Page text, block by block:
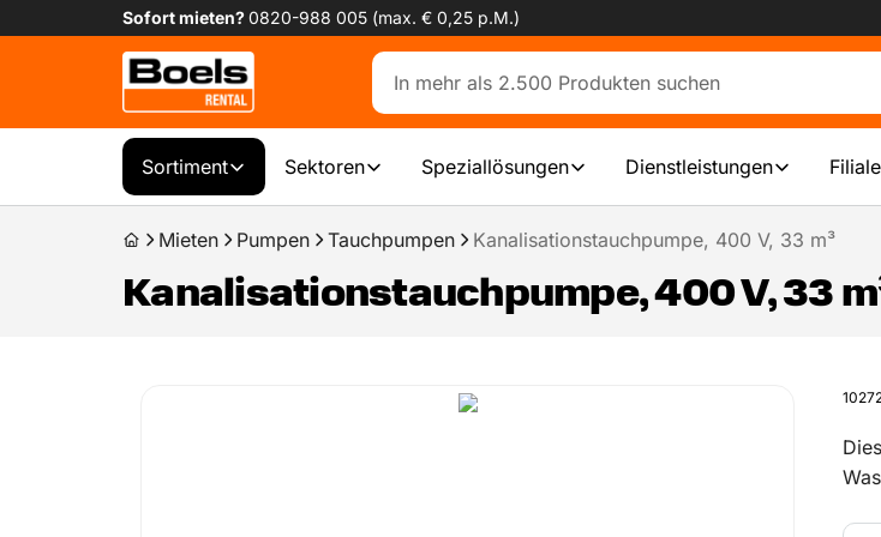
Sofort mieten?0820-988 005 (max. € 0,25 p.M.)
Sortiment Sektoren Speziallösungen Dienstleistungen
Mieten Pumpen Tauchpumpen Kanalisationstauchpumpe, 400 V, 33 m³
Kanalisationstauchpumpe, 400 V, 33